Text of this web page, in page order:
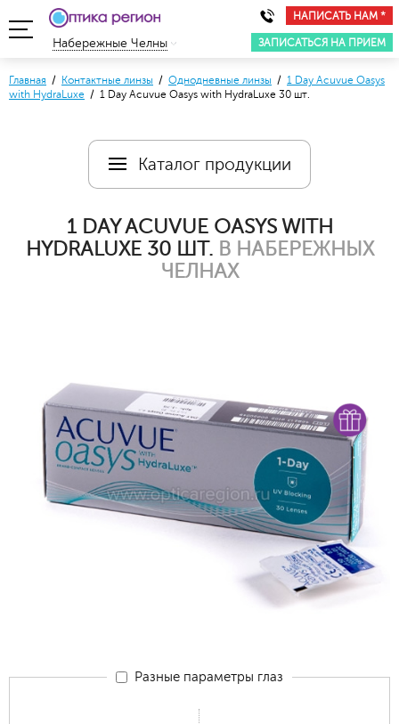
НАПИСАТЬ НАМ *
ЗАПИСАТЬСЯ НА ПРИЕМ
Набережные Челны
Главная / Контактные линзы / Однодневные линзы / 1 Day Acuvue Oasys
with HydraLuxe / 1 Day Acuvue Oasys with HydraLuxe 30 шт.
Каталог продукции
1 DAY ACUVUE OASYS WITH
HYDRALUXE 30 ШТ.В НАБЕРЕЖНЫХ
ЧЕЛНАХ
Разные параметры глаз